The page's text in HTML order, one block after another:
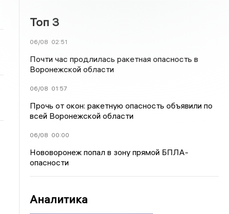
Топ 3
06/08 02:51
Почти час продлилась ракетная опасность в
Воронежской области
06/08 01:57
Прочь от окон: ракетную опасность объявили по
всей Воронежской области
06/08 00:00
Нововоронеж попал в зону прямой БПЛА-
опасности
Аналитика